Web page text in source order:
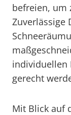
befreien, um
Zuverlässige
individuellen
gerecht
Mit Blick auf